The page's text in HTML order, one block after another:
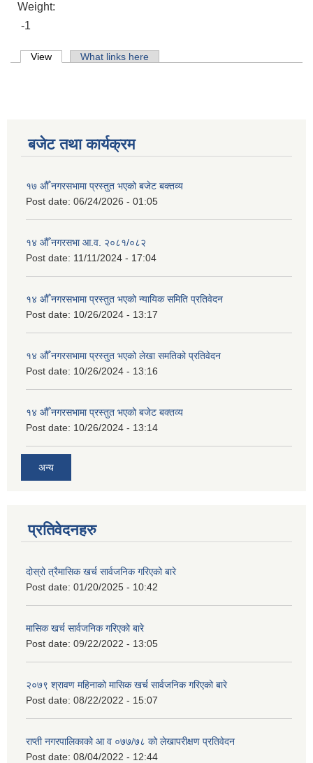
Weight:
-1
Primary tabs
View (active tab)What links here
बजेट तथा कार्यक्रम
१७ औँ नगरसभामा प्रस्तुत भएको बजेट बक्तव्य
Post date: 06/24/2026 - 01:05
१४ औँ नगरसभा आ.व. २०८१/०८२
Post date: 11/11/2024 - 17:04
१४ औँ नगरसभामा प्रस्तुत भएको न्यायिक समिति प्रतिवेदन
Post date: 10/26/2024 - 13:17
१४ औँ नगरसभामा प्रस्तुत भएको लेखा समतिको प्रतिवेदन
Post date: 10/26/2024 - 13:16
१४ औँ नगरसभामा प्रस्तुत भएको बजेट बक्तव्य
Post date: 10/26/2024 - 13:14
अन्य
प्रतिवेदनहरु
दोस्रो त्रैमासिक खर्च सार्वजनिक गरिएको बारे
Post date: 01/20/2025 - 10:42
मासिक खर्च सार्वजनिक गरिएको बारे
Post date: 09/22/2022 - 13:05
२०७९ श्रावण महिनाको मासिक खर्च सार्वजनिक गरिएको बारे
Post date: 08/22/2022 - 15:07
राप्ती नगरपालिकाको आ व ०७७/७८ को लेखापरीक्षण प्रतिवेदन
Post date: 08/04/2022 - 12:44